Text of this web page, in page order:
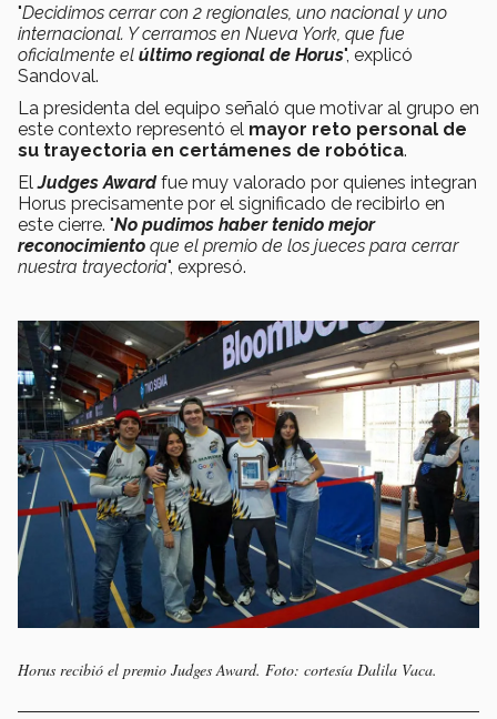
"Decidimos cerrar con 2 regionales, uno nacional y uno
internacional. Y cerramos en Nueva York, que fue
oficialmente el último regional de Horus", explicó
Sandoval.
La presidenta del equipo señaló que motivar al grupo en
este contexto representó el mayor reto personal de
su trayectoria en certámenes de robótica.
El Judges Awardfue muy valorado por quienes integran
Horus precisamente por el significado de recibirlo en
este cierre. "No pudimos haber tenido mejor
reconocimiento que el premio de los jueces para cerrar
nuestra trayectoria", expresó.
Horus recibió el premio Judges Award. Foto: cortesía Dalila Vaca.